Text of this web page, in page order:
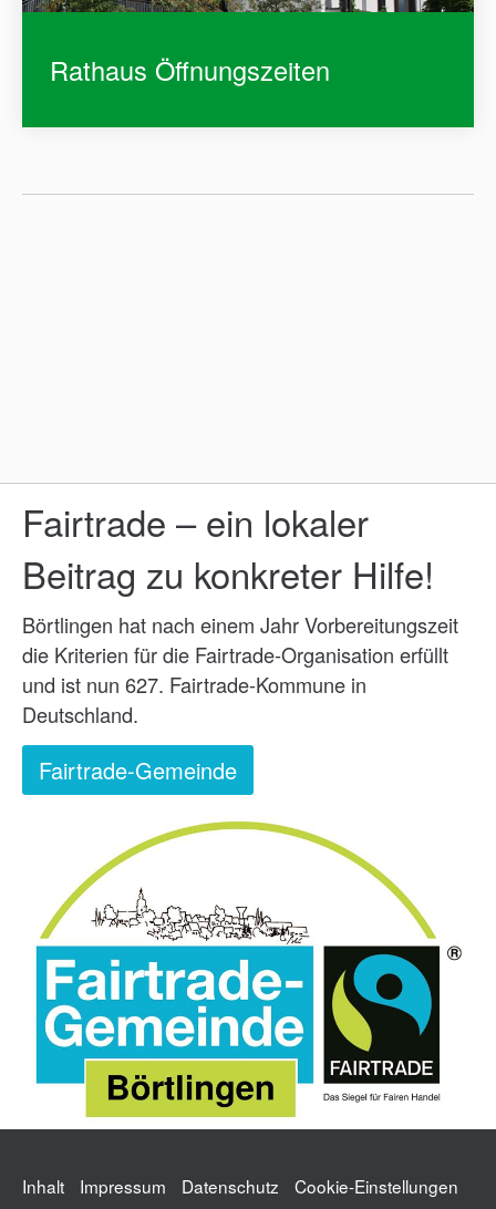
Rathaus Öffnungszeiten
Fairtrade – ein lokaler
Beitrag zu konkreter Hilfe!
Börtlingen hat nach einem Jahr Vorbereitungszeit
die Kriterien für die Fairtrade-Organisation erfüllt
und ist nun 627. Fairtrade-Kommune in
Deutschland.
Fairtrade-Gemeinde
Inhalt Impressum Datenschutz Cookie-Einstellungen